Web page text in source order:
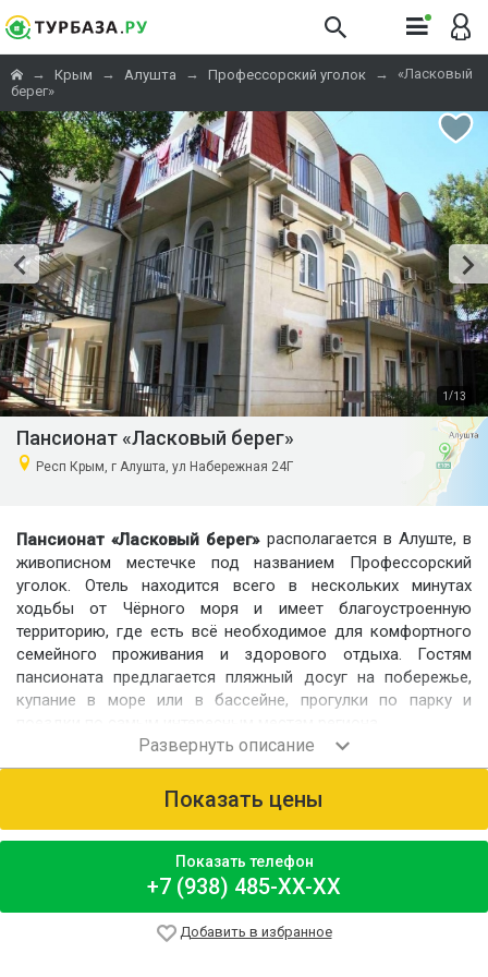
→ Крым → Алушта → Профессорский уголок →
«Ласковый
берег»
1 /13
Пансионат «Ласковый берег»
Респ Крым, г Алушта, ул Набережная 24Г
Пансионат «Ласковый берег»располагается в Алуште, в
живописном местечке под названием Профессорский
уголок. Отель находится всего в нескольких минутах
ходьбы от Чёрного моря и имеет благоустроенную
территорию, где есть всё необходимое для комфортного
семейного проживания и здорового отдыха. Гостям
пансионата предлагается пляжный досуг на побережье,
купание в море или в бассейне, прогулки по парку и
Номерной фонд
двухкомнатных номерах, рассчитанных на 2-4 человека.
Всего на территории пансионата четыре жилых корпуса:
«Энерго» и новый «Веста» на три этажа. Из большей части
номеров открывается вид на море.
Показать цены
Показать телефон
+7 (938) 485-XX-XX
Добавить в избранное